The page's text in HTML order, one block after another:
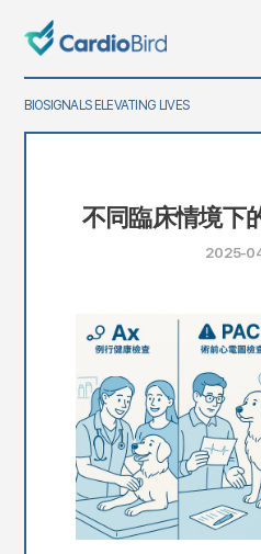
BIOSIGNALS ELEVATING LIVES
不同臨床情境下
2025-